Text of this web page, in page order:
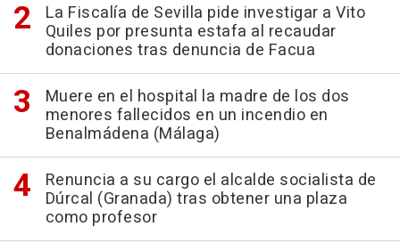
La Fiscalía de Sevilla pide investigar a Vito
Quiles por presunta estafa al recaudar
donaciones tras denuncia de Facua
Muere en el hospital la madre de los dos
menores fallecidos en un incendio en
Benalmádena (Málaga)
Renuncia a su cargo el alcalde socialista de
Dúrcal (Granada) tras obtener una plaza
como profesor